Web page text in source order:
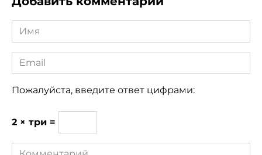
Имя
*
Email
*
Пожалуйста, введите ответ цифрами:
2 × три =
Комментарий